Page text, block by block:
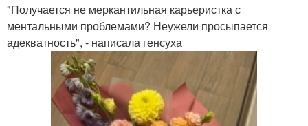
"Получается не меркантильная карьеристка с
ментальными проблемами? Неужели просыпается
адекватность", - написала генсуха